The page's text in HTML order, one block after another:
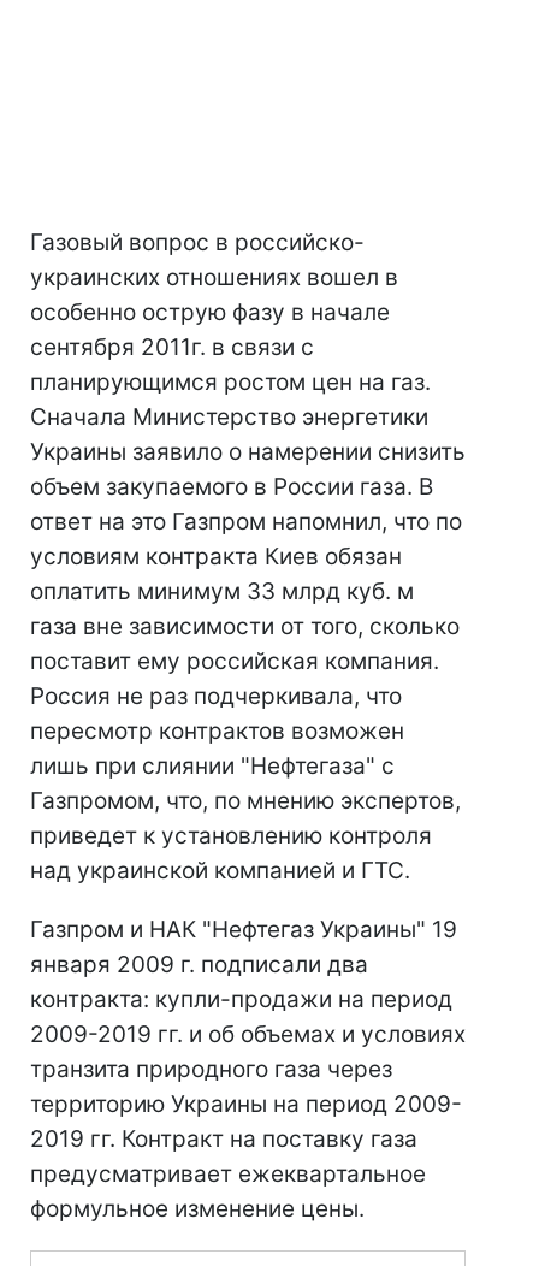
Газовый вопрос в российско-
украинских отношениях вошел в
особенно острую фазу в начале
сентября 2011г. в связи с
планирующимся ростом цен на газ.
Сначала Министерство энергетики
Украины заявило о намерении снизить
объем закупаемого в России газа. В
ответ на это Газпром напомнил, что по
условиям контракта Киев обязан
оплатить минимум 33 млрд куб. м
газа вне зависимости от того, сколько
поставит ему российская компания.
Россия не раз подчеркивала, что
пересмотр контрактов возможен
лишь при слиянии "Нефтегаза" с
Газпромом, что, по мнению экспертов,
приведет к установлению контроля
над украинской компанией и ГТС.
Газпром и НАК "Нефтегаз Украины" 19
января 2009 г. подписали два
контракта: купли-продажи на период
2009-2019 гг. и об объемах и условиях
транзита природного газа через
территорию Украины на период 2009-
2019 гг. Контракт на поставку газа
предусматривает ежеквартальное
формульное изменение цены.